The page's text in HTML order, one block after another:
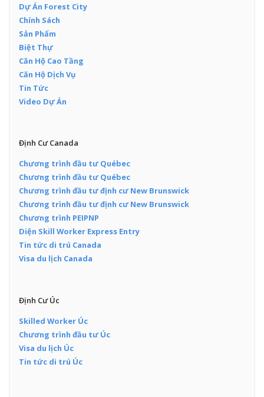
Dự Án Forest City
Chính Sách
Sản Phẩm
Biệt Thự
Căn Hộ Cao Tầng
Căn Hộ Dịch Vụ
Tin Tức
Video Dự Án
Định Cư Canada
Chương trình đầu tư Québec
Chương trình đầu tư Québec
Chương trình đầu tư định cư New Brunswick
Chương trình đầu tư định cư New Brunswick
Chương trình PEIPNP
Diện Skill Worker Express Entry
Tin tức di trú Canada
Visa du lịch Canada
Định Cư Úc
Skilled Worker Úc
Chương trình đầu tư Úc
Visa du lịch Úc
Tin tức di trú Úc